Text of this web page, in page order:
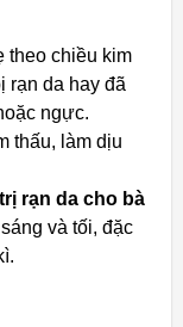
theo chiều kim
rạn da hay đã
ngực.
thấu, làm dịu
rạn da cho bà
và tối, đặc